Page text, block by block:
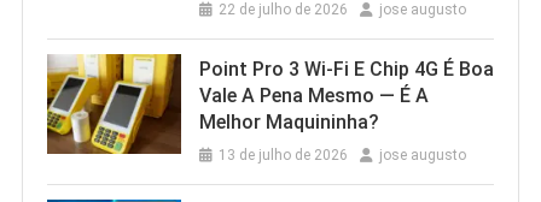
22 de julho de 2026 jose augusto
Point Pro 3 Wi‑Fi E Chip 4G É Boa
Vale A Pena Mesmo — É A
Melhor Maquininha?
13 de julho de 2026 jose augusto